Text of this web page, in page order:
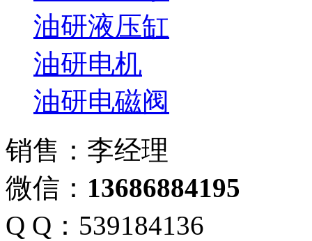
油研液压缸
油研电机
油研电磁阀
销售：李经理
微信： 13686884195
Q Q：539184136